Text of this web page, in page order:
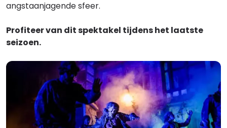
angstaanjagende sfeer.
Profiteer van dit spektakel tijdens het laatste
seizoen.